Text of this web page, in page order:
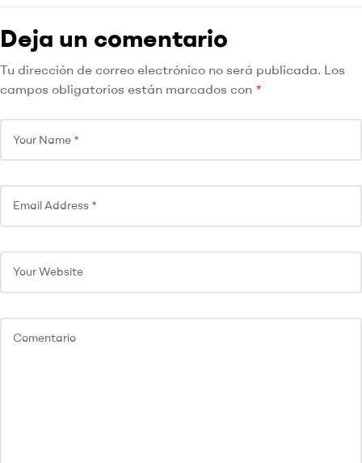
Deja un comentario
Tu dirección de correo electrónico no será publicada. Los
campos obligatorios están marcados con *